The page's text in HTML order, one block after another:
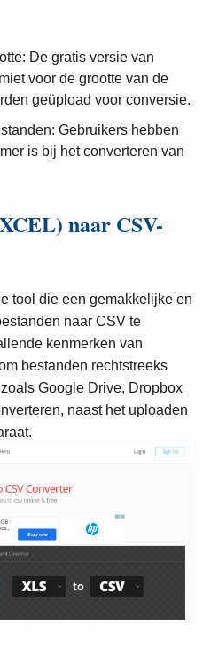
De gratis versie van
voor de grootte van de
geüpload voor conversie.
Gebruikers hebben
is bij het converteren van
naar CSV-
tool die een gemakkelijke en
naar CSV te
kenmerken van
bestanden rechtstreeks
Google Drive, Dropbox
naast het uploaden